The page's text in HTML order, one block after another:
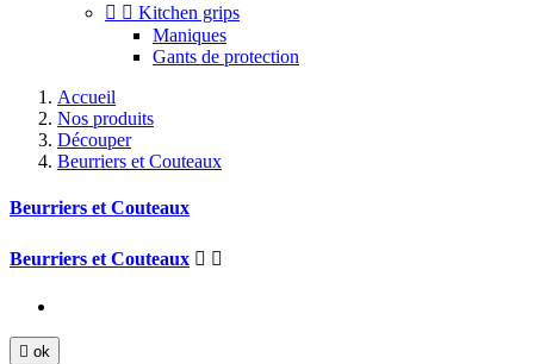
  Kitchen grips
Maniques
Gants de protection
Accueil
Nos produits
Découper
Beurriers et Couteaux
Beurriers et Couteaux
Beurriers et Couteaux  
 ok